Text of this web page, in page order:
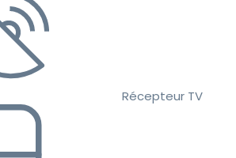
Récepteur TV